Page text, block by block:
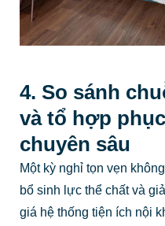
4. So sánh
và tổ hợp
chuyên sâu
Một kỳ nghỉ tọn vẹn
bổ sinh lực thể chất và
giá hệ thống tiện ích nội